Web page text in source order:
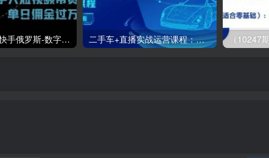
（11553期）快手俄罗斯-数字人带货，带你玩赚数字人短视频带货，单日佣金过万 二手车+直播实战运营课程：直播推荐/短视频推荐/千川投放/直播全流程